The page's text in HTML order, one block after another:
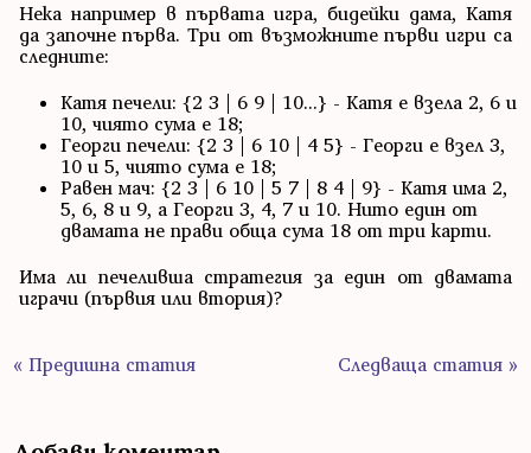
Нека например в първата игра, бидейки дама, Катя
да започне първа. Три от възможните първи игри са
следните:
Катя печели: {2 3 | 6 9 | 10...} - Катя е взела 2, 6 и
10, чиято сума е 18;
Георги печели: {2 3 | 6 10 | 4 5} - Георги е взел 3,
10 и 5, чиято сума е 18;
Равен мач: {2 3 | 6 10 | 5 7 | 8 4 | 9} - Катя има 2,
5, 6, 8 и 9, а Георги 3, 4, 7 и 10. Нито един от
двамата не прави обща сума 18 от три карти.
Има ли печеливша стратегия за един от двамата
играчи (първия или втория)?
« Предишна статия Следваща статия »